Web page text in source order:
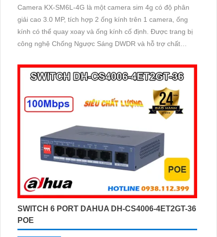
Camera KX-SM6L-4G là một camera sim 4g có độ phân
giải cao 3.0 MP, tích hợp 2 ống kính trên 1 camera, ống
kính có thể quay xoay và ống kính cố định. Được trang bị
công nghệ Chống Ngược Sáng DWDR và hỗ trợ chất
động còi đèn chủ động.
SWITCH 6 PORT DAHUA DH-CS4006-4ET2GT-36
POE